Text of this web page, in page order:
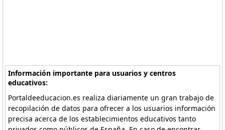
Información importante para usuarios y centros
educativos:
Portaldeeducacion.es realiza diariamente un gran trabajo de
recopilación de datos para ofrecer a los usuarios información
precisa acerca de los establecimientos educativos tanto